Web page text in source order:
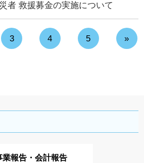
者 救援募金の実施について
3 4 5 »
業報告・会計報告